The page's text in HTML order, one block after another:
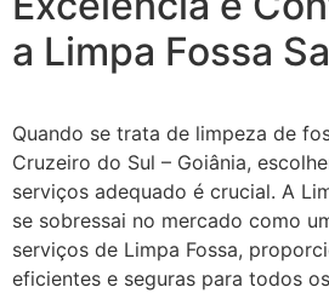
a Limpa Fossa
Quando se trata de limpeza de
Cruzeiro do Sul – Goiânia,
serviços adequado é crucial. A
se sobressai no mercado como
serviços de Limpa Fossa,
eficientes e seguras para todos